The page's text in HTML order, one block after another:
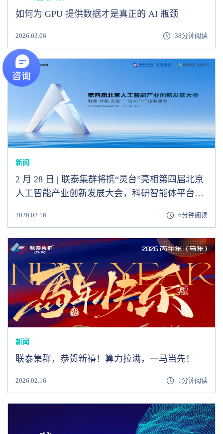
如何为 GPU 提供数据才是真正的 AI 瓶颈
2026.03.06 38分钟阅读
新闻
2 月 28 日 | 联泰集群将携“灵台”亮相第四届北京
人工智能产业创新发展大会，科研智能体平台赋
2026.02.16 6分钟阅读
新闻
联泰集群，恭贺新禧！算力拉满，一马当先！
2026.02.16 1分钟阅读